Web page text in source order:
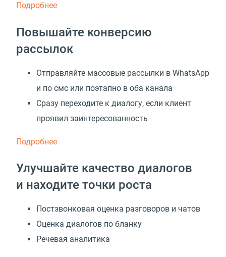
Подробнее
Повышайте конверсию
рассылок
Отправляйте массовые рассылки в WhatsApp
и по смс или поэтапно в оба канала
Сразу переходите к диалогу, если клиент
проявил заинтересованность
Подробнее
Улучшайте качество диалогов
и находите точки роста
Постзвонковая оценка разговоров и чатов
Оценка диалогов по бланку
Речевая аналитика